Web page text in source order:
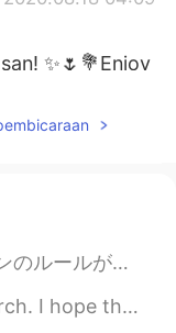
✨🌷💐Enjoy
2020.08.18 04:08
クを食べたり、そして楽しんでした。 今の時代はちょっと...
little bit cold is fine. I boo...